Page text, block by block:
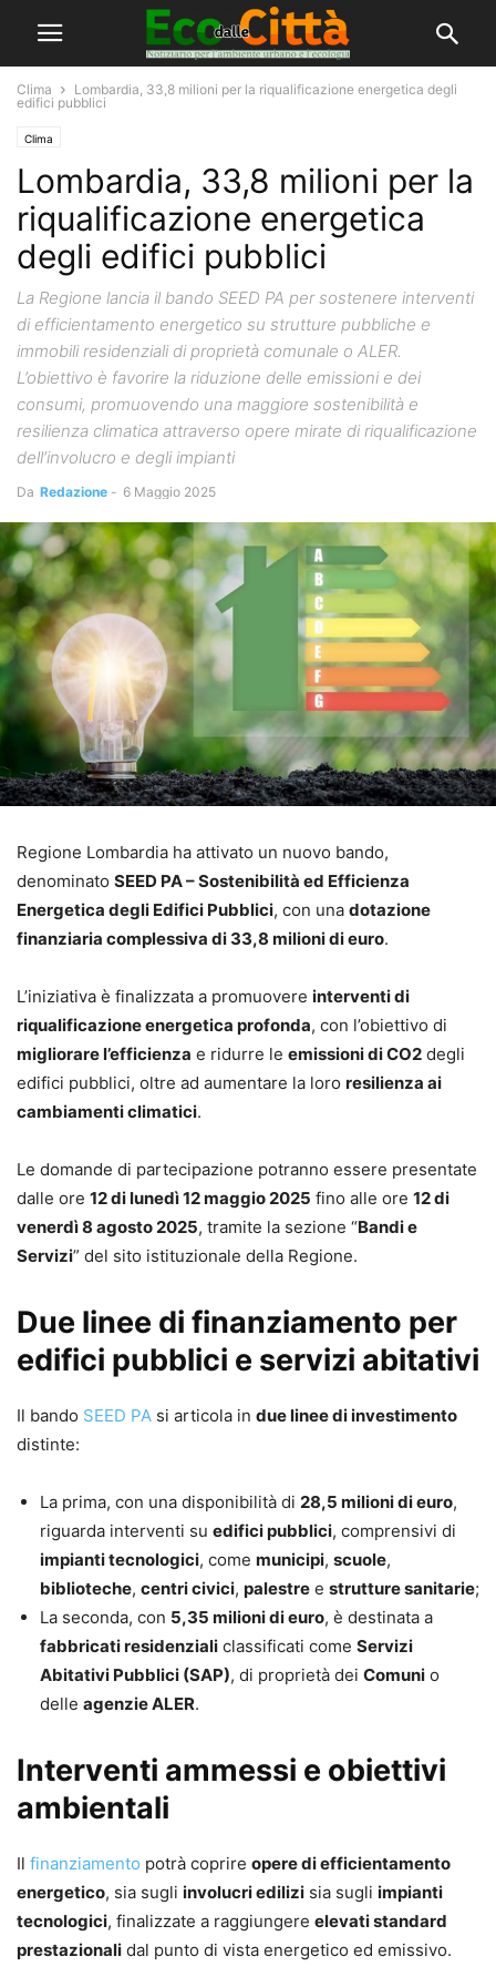
Clima
Lombardia, 33,8 milioni per la riqualificazione energetica degli
edifici pubblici
Clima
Lombardia, 33,8 milioni per la
riqualificazione energetica
degli edifici pubblici
La Regione lancia il bando SEED PA per sostenere interventi
di efficientamento energetico su strutture pubbliche e
immobili residenziali di proprietà comunale o ALER.
L’obiettivo è favorire la riduzione delle emissioni e dei
consumi, promuovendo una maggiore sostenibilità e
resilienza climatica attraverso opere mirate di riqualificazione
dell’involucro e degli impianti
Da Redazione - 6 Maggio 2025
Regione Lombardia ha attivato un nuovo bando,
denominato SEED PA – Sostenibilità ed Efficienza
Energetica degli Edifici Pubblici, con una dotazione
finanziaria complessiva di 33,8 milioni di euro.
L’iniziativa è finalizzata a promuovere interventi di
riqualificazione energetica profonda, con l’obiettivo di
migliorare l’efficienza e ridurre le emissioni di CO2 degli
edifici pubblici, oltre ad aumentare la loro resilienza ai
cambiamenti climatici.
Le domande di partecipazione potranno essere presentate
dalle ore 12 di lunedì 12 maggio 2025 fino alle ore 12 di
venerdì 8 agosto 2025, tramite la sezione “Bandi e
Servizi” del sito istituzionale della Regione.
Due linee di finanziamento per
edifici pubblici e servizi abitativi
Il bando SEED PA si articola in due linee di investimento
distinte:
La prima, con una disponibilità di 28,5 milioni di euro,
riguarda interventi su edifici pubblici, comprensivi di
impianti tecnologici, come municipi, scuole,
biblioteche, centri civici, palestre e strutture sanitarie;
La seconda, con 5,35 milioni di euro, è destinata a
fabbricati residenziali classificati come Servizi
Abitativi Pubblici (SAP), di proprietà dei Comuni o
delle agenzie ALER.
Interventi ammessi e obiettivi
ambientali
Il finanziamento potrà coprire opere di efficientamento
energetico, sia sugli involucri edilizi sia sugli impianti
tecnologici, finalizzate a raggiungere elevati standard
prestazionali dal punto di vista energetico ed emissivo.